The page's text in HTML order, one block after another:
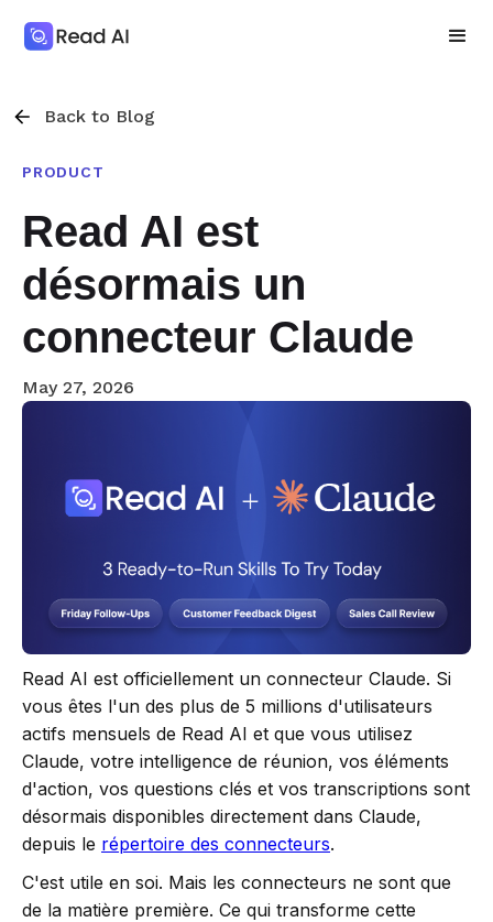
Back to Blog
PRODUCT
Read AI est
désormais un
connecteur Claude
May 27, 2026
Read AI est officiellement un connecteur Claude. Si
vous êtes l'un des plus de 5 millions d'utilisateurs
actifs mensuels de Read AI et que vous utilisez
Claude, votre intelligence de réunion, vos éléments
d'action, vos questions clés et vos transcriptions sont
désormais disponibles directement dans Claude,
depuis le répertoire des connecteurs.
C'est utile en soi. Mais les connecteurs ne sont que
de la matière première. Ce qui transforme cette